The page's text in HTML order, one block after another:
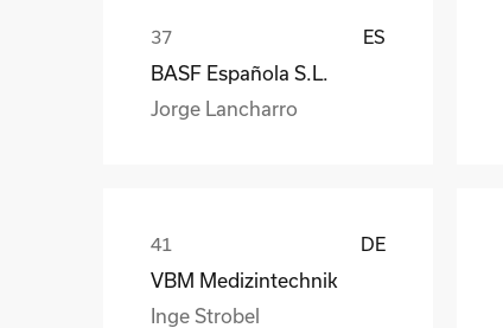
ES
BASF Española S.L.
Jorge Lancharro
DE
VBM Medizintechnik
Inge Strobel